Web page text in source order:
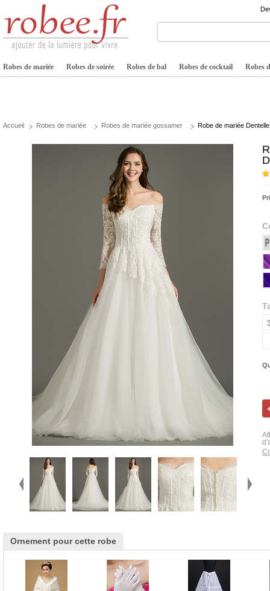
Robes de mariée Robes de soirée Robes de bal Robes de cocktail Robes
Accueil Robes de mariée Robes de mariée gossamer Robe de mariée
Ornement pour cette robe